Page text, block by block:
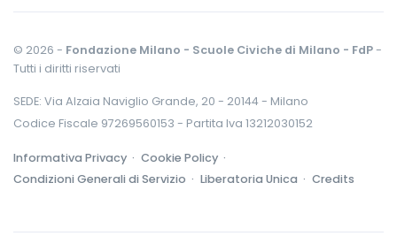
© 2026 - Fondazione Milano - Scuole Civiche di Milano - FdP-
Tutti i diritti riservati
SEDE: Via Alzaia Naviglio Grande, 20 - 20144 - Milano
Codice Fiscale 97269560153 - Partita Iva 13212030152
Informativa Privacy · Cookie Policy ·
Condizioni Generali di Servizio · Liberatoria Unica · Credits